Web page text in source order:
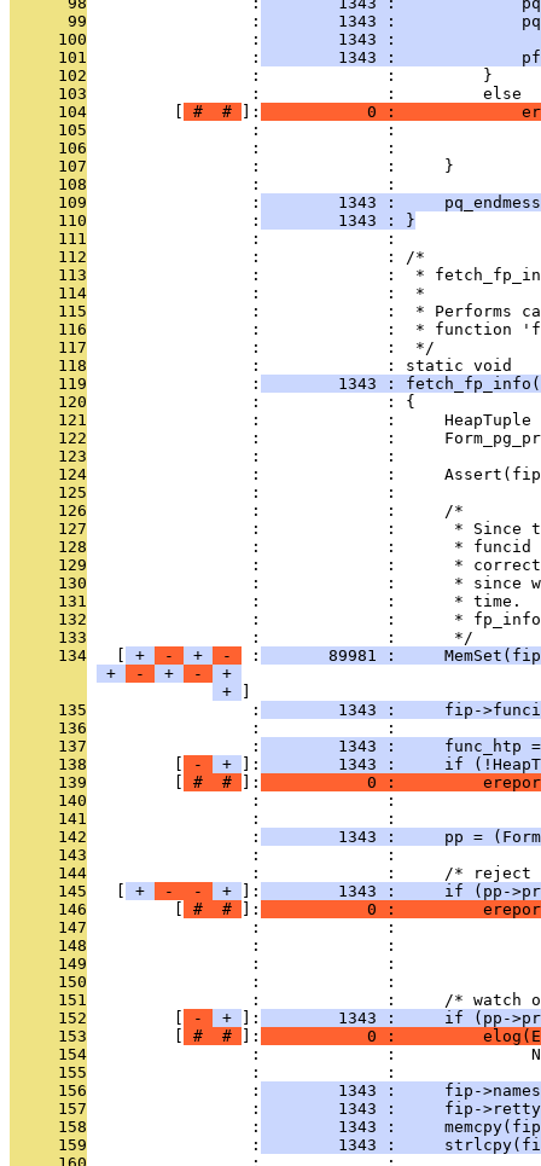
      99
                 :
1343 :
     100
                 :
1343 :
     101
                 :
1343 :
     102
                 :             :         }
     103
                 :             :         else
     104
# # ]:
0 :
     105
:             :
     106
:             :
     107
                 :             :     }
     108
                 :             :
     109
                 :
1343 :
     110
                 :
        1343 : }
     111
                 :             :
     112
                 :             : /*
     113
:             :  *
     114
                 :             :  *
     115
:             :  * Performs
     116
:             :  * function
     117
                 :             :  */
     118
                 :             : static void
     119
                 :
1343 :
     120
                 :             : {
     121
:             :     HeapTuple
     122
:             :
     123
                 :             :
     124
:             :
     125
                 :             :
     126
                 :             :     /*
     127
:             :      * Since
     128
:             :      *
     129
:             :      *
     130
:             :      * since
     131
:             :      * time.
     132
:             :      *
     133
                 :             :      */
     134
+ - + - :
89981 :
+
- + -
+
+
     135
                 :
1343 :     fip-
     136
                 :             :
     137
                 :
1343 :     func_htp
     138
- + ]:
1343 :     if
     139
# # ]:
0 :
     140
:             :
     141
:             :
     142
                 :
1343 :     pp =
     143
                 :             :
     144
:             :     /*
     145
+ - - + ]:
1343 :     if (pp-
     146
# # ]:
0 :
     147
:             :
     148
:             :
     149
:             :
     150
                 :             :
     151
:             :     /* watch
     152
- + ]:
1343 :     if (pp-
     153
# # ]:
0 :
     154
:             :
     155
                 :             :
     156
                 :
1343 :     fip-
     157
                 :
1343 :     fip-
     158
                 :
1343 :
     159
                 :
1343 :